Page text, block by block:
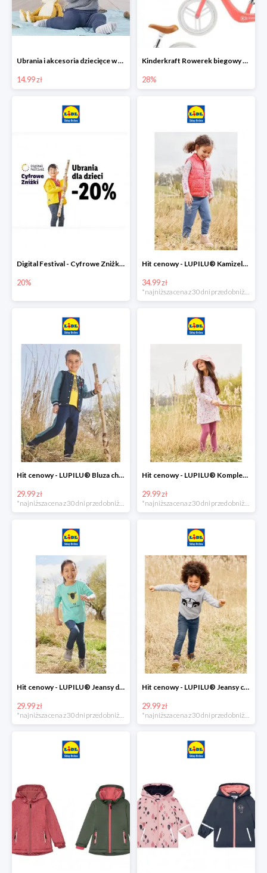
Ubrania i akcesoria dziecięce w Lidlu Online od 14,99 zł
14.99 zł
Kinderkraft Rowerek biegowy Fly
28%
Digital Festival - Cyfrowe Zniżki Ubrania dla dzieci w Lidlu -20%
20%
Hit cenowy - LUPILU® Kamizelka pikowana dziewczęca
34.99 zł
Hit cenowy - LUPILU® Bluza chłopięca w stylu college
29.99 zł
*najniższa cena z 30 dni przed obniżką
Hit cenowy - LUPILU® Komplet dziewczęcy (sukienka + legginsy)
29.99 zł
*najniższa cena z 30 dni przed obniżką
Hit cenowy - LUPILU® Jeansy dziewczęce slim fit
29.99 zł
Hit cenowy - LUPILU® Jeansy chłopięce slim fit
29.99 zł